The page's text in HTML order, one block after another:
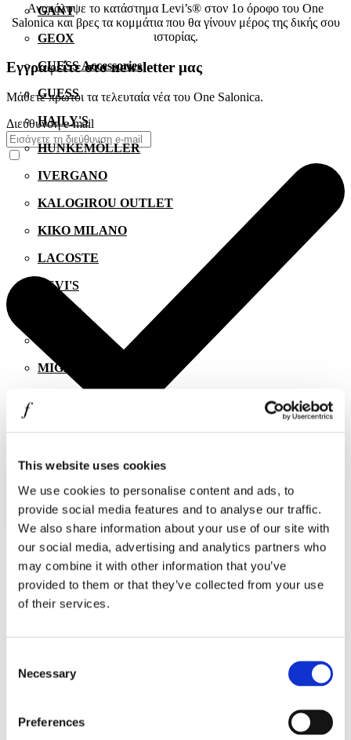
This website uses cookies
We use cookies to personalise content and ads, to
provide social media features and to analyse our traffic.
We also share information about your use of our site with
our social media, advertising and analytics partners who
may combine it with other information that you’ve
provided to them or that they’ve collected from your use
of their services.
Selection
Necessary
Preferences
GANT
GEOX
GUESS Accessories
GUESS
HAILY'S
HUNKEMÖLLER
IVERGANO
KALOGIROU OUTLET
KIKO MILANO
LACOSTE
LEVI'S
LYNNE
MIGATO
NIKE
OJO
OXETTE
OXFORD COMPANY
PINKO
PRIME TIMERS
Ανακάλυψε το κατάστημα Levi’s® στον 1ο όροφο του One
Salonica και βρες τα κομμάτια που θα γίνουν μέρος της δικής σου
ιστορίας.
Εγγραφείτε στο newsletter μας
Μάθετε πρώτοι τα τελευταία νέα του One Salonica.
Διεύθυνση e-mail
ΕΓΓΡΑΦΗ
Ωράριο λειτουργίας
Στοιχεία επικοινωνίας
Δ.
Θεσσαλονίκη